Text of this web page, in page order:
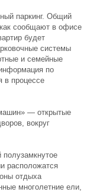
паркинг. Общий
сообщают в офисе
будет
системы
и семейные
по
в процессе
— открытые
вокруг
полузамкнутое
расположатся
отдыха
многолетние ели,